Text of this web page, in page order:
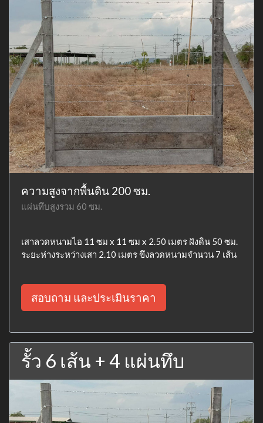
ความสูงจากพื้นดิน 200 ซม.
แผ่นทึบสูงรวม 60 ซม.
เสาลวดหนามไอ 11 ซม x 11 ซม x 2.50 เมตร ฝังดิน 50 ซม.
ระยะห่างระหว่างเสา 2.10 เมตร ขึงลวดหนามจำนวน 7 เส้น
สอบถาม และประเมินราคา
รั้ว 6 เส้น + 4 แผ่นทึบ